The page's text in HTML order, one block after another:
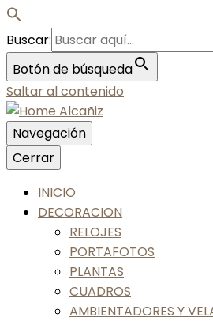
Buscar:
Botón de búsqueda
Saltar al contenido
Home
Nos gusta tu casa, nos gustas tú
Navegación
Cerrar
INICIO
DECORACION
RELOJES
PORTAFOTOS
PLANTAS
CUADROS
AMBIENTADORES Y